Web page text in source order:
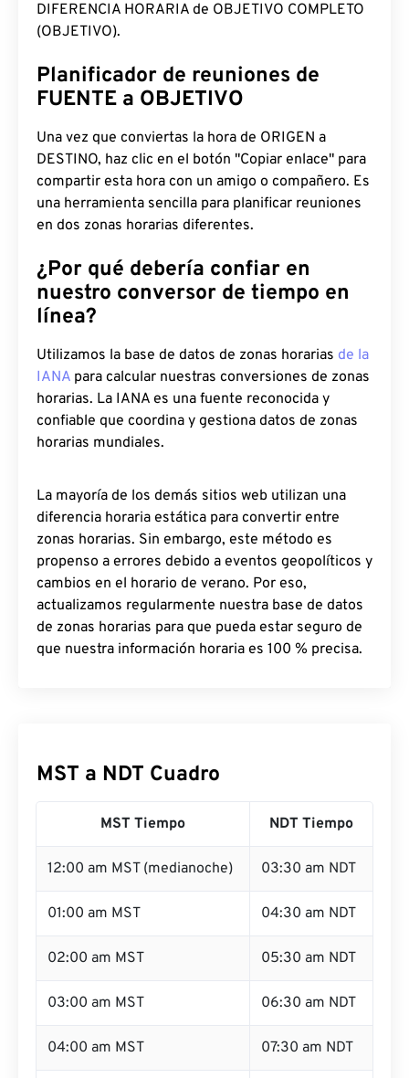
DIFERENCIA HORARIA de OBJETIVO COMPLETO
(OBJETIVO).
Planificador de reuniones de
FUENTE a OBJETIVO
Una vez que conviertas la hora de ORIGEN a
DESTINO, haz clic en el botón "Copiar enlace" para
compartir esta hora con un amigo o compañero. Es
una herramienta sencilla para planificar reuniones
en dos zonas horarias diferentes.
¿Por qué debería confiar en
nuestro conversor de tiempo en
línea?
Utilizamos la base de datos de zonas horarias de la
IANA para calcular nuestras conversiones de zonas
horarias. La IANA es una fuente reconocida y
confiable que coordina y gestiona datos de zonas
horarias mundiales.
La mayoría de los demás sitios web utilizan una
diferencia horaria estática para convertir entre
zonas horarias. Sin embargo, este método es
propenso a errores debido a eventos geopolíticos y
cambios en el horario de verano. Por eso,
actualizamos regularmente nuestra base de datos
de zonas horarias para que pueda estar seguro de
que nuestra información horaria es 100 % precisa.
MST a NDT Cuadro
MST Tiempo NDT Tiempo
12:00 am MST (medianoche) 03:30 am NDT
01:00 am MST 04:30 am NDT
02:00 am MST 05:30 am NDT
03:00 am MST 06:30 am NDT
04:00 am MST 07:30 am NDT